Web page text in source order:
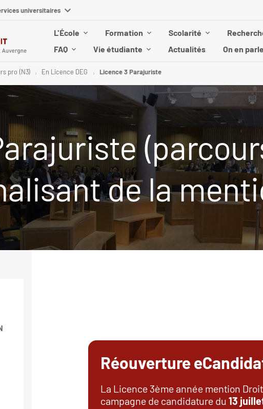
universitaires
L'École Formation Scolarité
FAQ
Vie étudiante Actualités On en parle
pro (N3) En Licence DEG Licence 3 Parajuriste
de la
Réouverture
La Licence 3ème année mention
campagne de candidature du 13